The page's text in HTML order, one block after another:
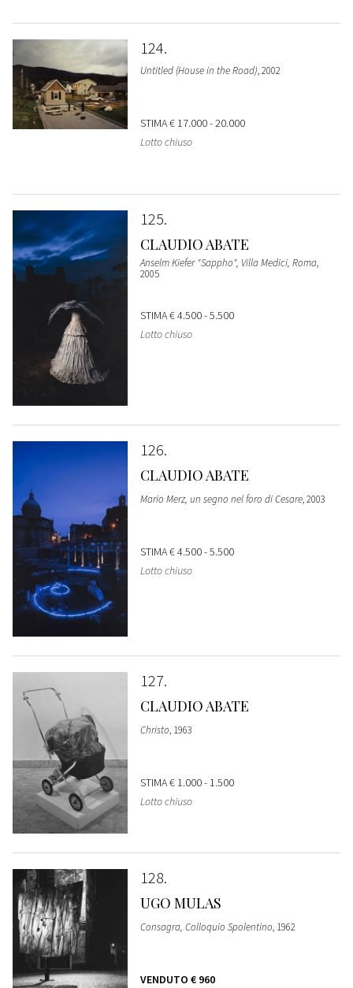
124
Untitled (House in the Road), 2002
STIMA€ 17.000 - 20.000
Lotto chiuso
125
CLAUDIO ABATE
Anselm Kiefer "Sappho", Villa Medici, Roma,
2005
STIMA€ 4.500 - 5.500
Lotto chiuso
126
CLAUDIO ABATE
Mario Merz, un segno nel foro di Cesare, 2003
STIMA€ 4.500 - 5.500
Lotto chiuso
127
CLAUDIO ABATE
Christo, 1963
STIMA€ 1.000 - 1.500
Lotto chiuso
128
UGO MULAS
Consagra, Colloquio Spolentino, 1962
VENDUTO € 960